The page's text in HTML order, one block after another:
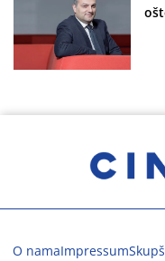
O namaImpressum